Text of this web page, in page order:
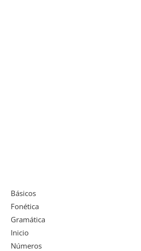
Básicos
Fonética
Gramática
Inicio
Números